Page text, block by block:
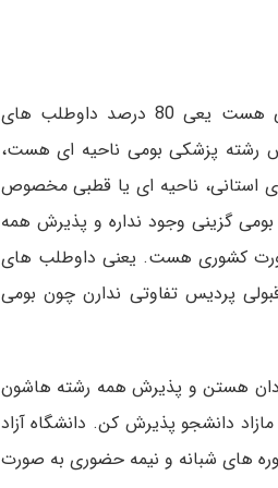
شاید شنیدین مثلا پذیرش رشته پرستاری بومی استانی هست یعی 80 درصد داوطلب های
رشته پزشکی بومی ناحیه ای هست،
استانی، ناحیه ای یا قطبی مخصوص
گزینی وجود نداره و پذیرش همه
کشوری هست. یعنی داوطلب های
پردیس تفاوتی ندارن چون بومی
هستن و پذیرش همه رشته هاشون
دانشجو پذیرش کن. دانشگاه آزاد
های شبانه و نیمه حضوری به صورت